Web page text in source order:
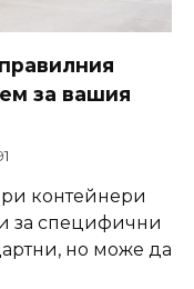
за вашия
контейнери
за специфични
но може да